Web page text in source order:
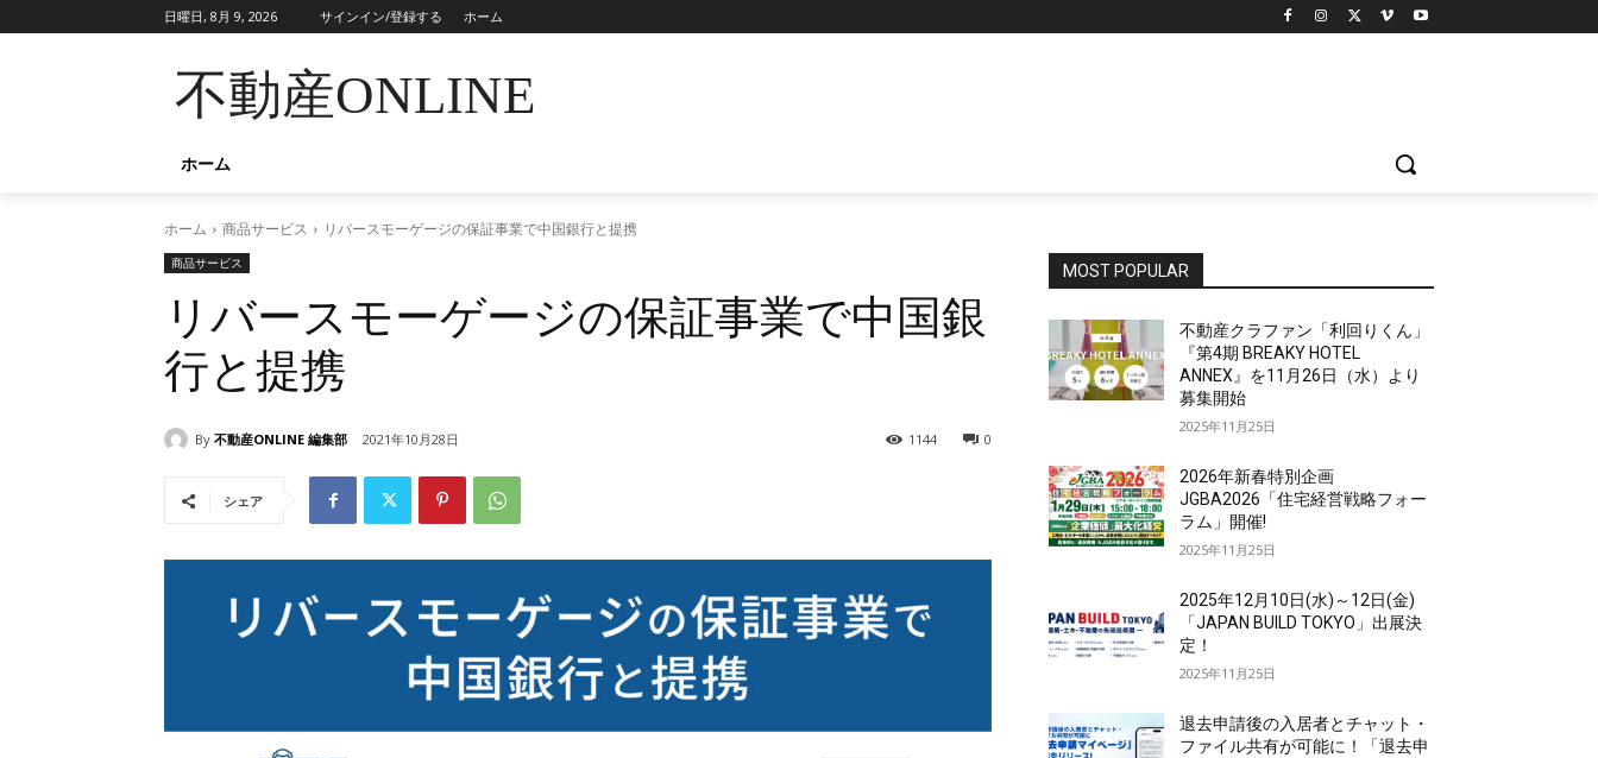
日曜日, 8月 9, 2026 サインイン/登録する ホーム
不動産ONLINE
ホーム
ホーム 商品サービス リバースモーゲージの保証事業で中国銀行と提携
商品サービス
リバースモーゲージの保証事業で中国銀
行と提携
By 不動産ONLINE 編集部 2021年10月28日 0
1144
シェア
MOST POPULAR
不動産クラファン「利回りくん」
『第4期 BREAKY HOTEL
ANNEX』を11月26日（水）より
募集開始
2025年11月25日
2026年新春特別企画
JGBA2026「住宅経営戦略フォー
ラム」開催!
2025年11月25日
2025年12月10日(水)～12日(金)
「JAPAN BUILD TOKYO」出展決
定！
2025年11月25日
退去申請後の入居者とチャット・
ファイル共有が可能に！「退去申